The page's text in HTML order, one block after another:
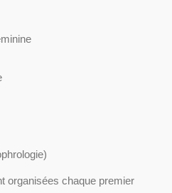
organisées chaque premier